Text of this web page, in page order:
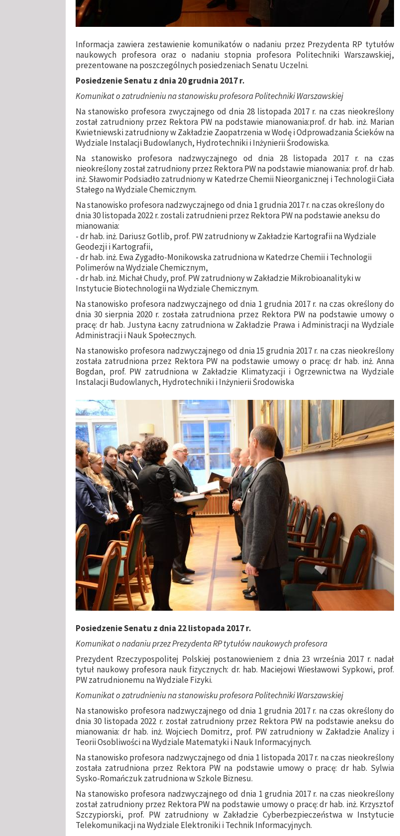
Informacja zawiera zestawienie komunikatów o nadaniu przez Prezydenta RP tytułów
naukowych profesora oraz o nadaniu stopnia profesora Politechniki Warszawskiej,
prezentowane na poszczególnych posiedzeniach Senatu Uczelni.
Posiedzenie Senatu z dnia 20 grudnia 2017 r.
Komunikat o zatrudnieniu na stanowisku profesora Politechniki Warszawskiej
Na stanowisko profesora zwyczajnego od dnia 28 listopada 2017 r. na czas nieokreślony
został zatrudniony przez Rektora PW na podstawie mianowania:prof. dr hab. inż. Marian
Kwietniewski zatrudniony w Zakładzie Zaopatrzenia w Wodę i Odprowadzania Ścieków na
Wydziale Instalacji Budowlanych, Hydrotechniki i Inżynierii Środowiska.
Na stanowisko profesora nadzwyczajnego od dnia 28 listopada 2017 r. na czas
nieokreślony został zatrudniony przez Rektora PW na podstawie mianowania: prof. dr hab.
inż. Sławomir Podsiadło zatrudniony w Katedrze Chemii Nieorganicznej i Technologii Ciała
Stałego na Wydziale Chemicznym.
Na stanowisko profesora nadzwyczajnego od dnia 1 grudnia 2017 r. na czas określony do
dnia 30 listopada 2022 r. zostali zatrudnieni przez Rektora PW na podstawie aneksu do
mianowania:
- dr hab. inż. Dariusz Gotlib, prof. PW zatrudniony w Zakładzie Kartografii na Wydziale
Geodezji i Kartografii,
- dr hab. inż. Ewa Zygadło-Monikowska zatrudniona w Katedrze Chemii i Technologii
Polimerów na Wydziale Chemicznym,
- dr hab. inż. Michał Chudy, prof. PW zatrudniony w Zakładzie Mikrobioanalityki w
Instytucie Biotechnologii na Wydziale Chemicznym.
Na stanowisko profesora nadzwyczajnego od dnia 1 grudnia 2017 r. na czas określony do
dnia 30 sierpnia 2020 r. została zatrudniona przez Rektora PW na podstawie umowy o
pracę: dr hab. Justyna Łacny zatrudniona w Zakładzie Prawa i Administracji na Wydziale
Administracji i Nauk Społecznych.
Na stanowisko profesora nadzwyczajnego od dnia 15 grudnia 2017 r. na czas nieokreślony
została zatrudniona przez Rektora PW na podstawie umowy o pracę: dr hab. inż. Anna
Bogdan, prof. PW zatrudniona w Zakładzie Klimatyzacji i Ogrzewnictwa na Wydziale
Instalacji Budowlanych, Hydrotechniki i Inżynierii Środowiska
Posiedzenie Senatu z dnia 22 listopada 2017 r.
Komunikat o nadaniu przez Prezydenta RP tytułów naukowych profesora
Prezydent Rzeczypospolitej Polskiej postanowieniem z dnia 23 września 2017 r. nadał
tytuł naukowy profesora nauk fizycznych: dr. hab. Maciejowi Wiesławowi Sypkowi, prof.
PW zatrudnionemu na Wydziale Fizyki.
Komunikat o zatrudnieniu na stanowisku profesora Politechniki Warszawskiej
Na stanowisko profesora nadzwyczajnego od dnia 1 grudnia 2017 r. na czas określony do
dnia 30 listopada 2022 r. został zatrudniony przez Rektora PW na podstawie aneksu do
mianowania: dr hab. inż. Wojciech Domitrz, prof. PW zatrudniony w Zakładzie Analizy i
Teorii Osobliwości na Wydziale Matematyki i Nauk Informacyjnych.
Na stanowisko profesora nadzwyczajnego od dnia 1 listopada 2017 r. na czas nieokreślony
została zatrudniona przez Rektora PW na podstawie umowy o pracę: dr hab. Sylwia
Sysko-Romańczuk zatrudniona w Szkole Biznesu.
Na stanowisko profesora nadzwyczajnego od dnia 1 grudnia 2017 r. na czas nieokreślony
został zatrudniony przez Rektora PW na podstawie umowy o pracę: dr hab. inż. Krzysztof
Szczypiorski, prof. PW zatrudniony w Zakładzie Cyberbezpieczeństwa w Instytucie
Telekomunikacji na Wydziale Elektroniki i Technik Informacyjnych.